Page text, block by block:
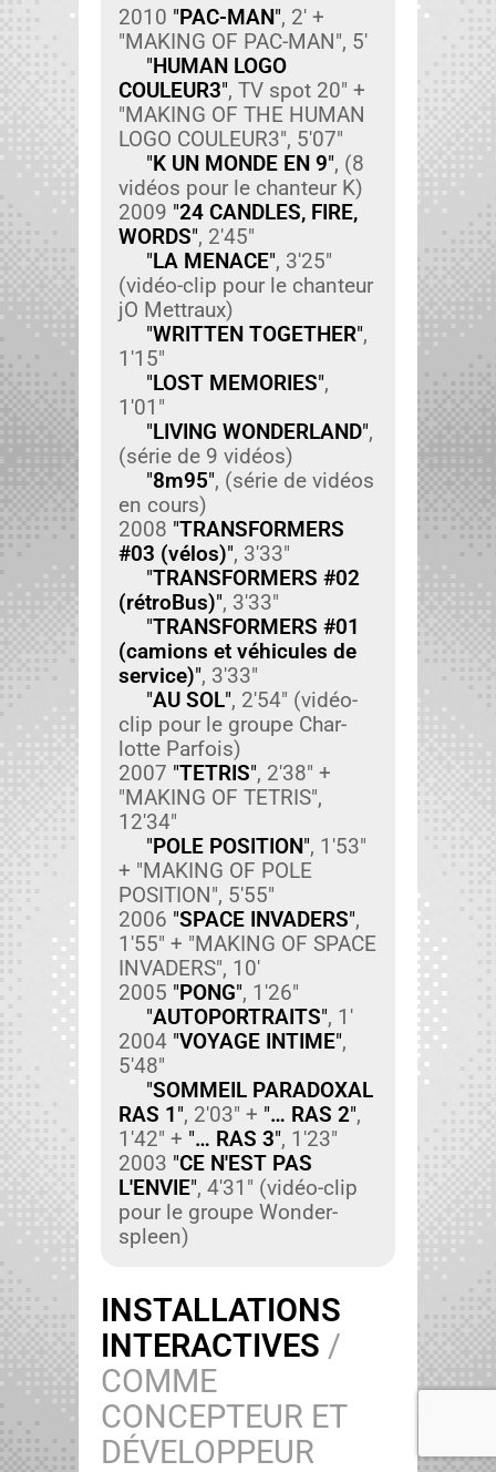
2010 "PAC-MAN", 2' +
"MAKING OF PAC-MAN", 5'
"HUMAN LOGO
COULEUR3", TV spot 20" +
"MAKING OF THE HUMAN
LOGO COULEUR3", 5'07"
"K UN MONDE EN 9", (8
vidéos pour le chanteur K)
2009 "24 CANDLES, FIRE,
WORDS", 2'45"
"LA MENACE", 3'25"
(vidéo-clip pour le chanteur
jO Met­traux)
"WRITTEN TOGETHER",
1'15"
"LOST MEMORIES",
1'01"
"LIVING WONDERLAND",
(série de 9 vidéos)
"8m95", (série de vidéos
en cours)
2008 "TRANSFORMERS
#03 (vélos)", 3'33"
"TRANSFORMERS #02
(rétroBus)", 3'33"
"TRANSFORMERS #01
(camions et véhicules de
ser­vice)", 3'33"
"AU SOL", 2'54" (vidéo-
clip pour le groupe Char­
lotte Par­fois)
2007 "TETRIS", 2'38" +
"MAKING OF TETRIS",
12'34"
"POLE POSITION", 1'53"
+ "MAKING OF POLE
POSITION", 5'55"
2006 "SPACE INVADERS",
1'55" + "MAKING OF SPACE
INVADERS", 10'
2005 "PONG", 1'26"
"AUTOPORTRAITS", 1'
2004 "VOYAGE INTIME",
5'48"
"SOMMEIL PARADOXAL
RAS 1 ", 2'03" + "… RAS 2",
1'42" + "… RAS 3", 1'23"
2003 "CE N'EST PAS
L'ENVIE", 4'31" (vidéo-clip
pour le groupe Won­der­
spleen)
INSTALLATIONS
INTERACTIVES /
COMME
CONCEPTEUR ET
DÉVELOPPEUR